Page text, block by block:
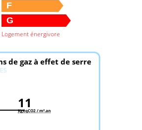
F
G
Logement énergivore
de gaz à effet de serre
11
KgéqCO2 / m².an